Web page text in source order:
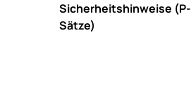
Sicherheitshinweise (P-
Sätze)